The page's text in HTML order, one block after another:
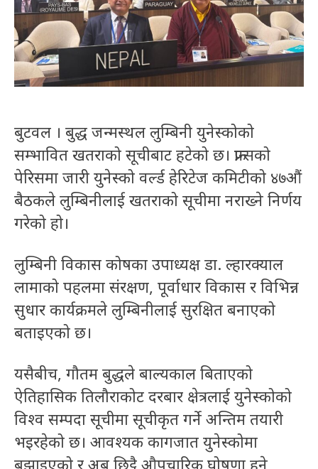
बुटवल । बुद्ध जन्मस्थल लुम्बिनी युनेस्कोको
सम्भावित खतराको सूचीबाट हटेको छ। फ्रान्सको
पेरिसमा जारी युनेस्को वर्ल्ड हेरिटेज कमिटीको ४७औं
बैठकले लुम्बिनीलाई खतराको सूचीमा नराख्ने निर्णय
गरेको हो।
लुम्बिनी विकास कोषका उपाध्यक्ष डा. ल्हारक्याल
लामाको पहलमा संरक्षण, पूर्वाधार विकास र विभिन्न
सुधार कार्यक्रमले लुम्बिनीलाई सुरक्षित बनाएको
बताइएको छ।
यसैबीच, गौतम बुद्धले बाल्यकाल बिताएको
ऐतिहासिक तिलौराकोट दरबार क्षेत्रलाई युनेस्कोको
विश्व सम्पदा सूचीमा सूचीकृत गर्ने अन्तिम तयारी
भइरहेको छ। आवश्यक कागजात युनेस्कोमा
बुझाइएको र अब छिट्टै औपचारिक घोषणा हुने